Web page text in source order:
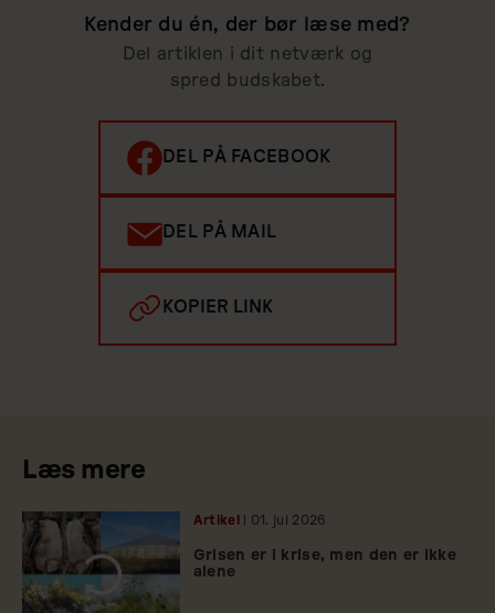
Kender du én, der bør læse med?
Del artiklen i dit netværk og
spred budskabet.
DEL PÅ FACEBOOK
DEL PÅ MAIL
KOPIER LINK
Læs mere
Artikel | 01. jul 2026
Grisen er i krise, men den er ikke
alene